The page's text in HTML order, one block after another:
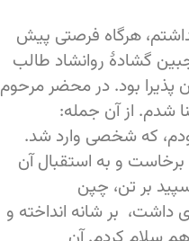
هرگاه فرصتی پیش
گشادۀ روانشاد طالب
پذیرا بود. در محضر مرحوم
شدم. از آن جمله:
که شخصی وارد شد.
و به استقبال آن
بر تن، چپن
بر شانه انداخته و